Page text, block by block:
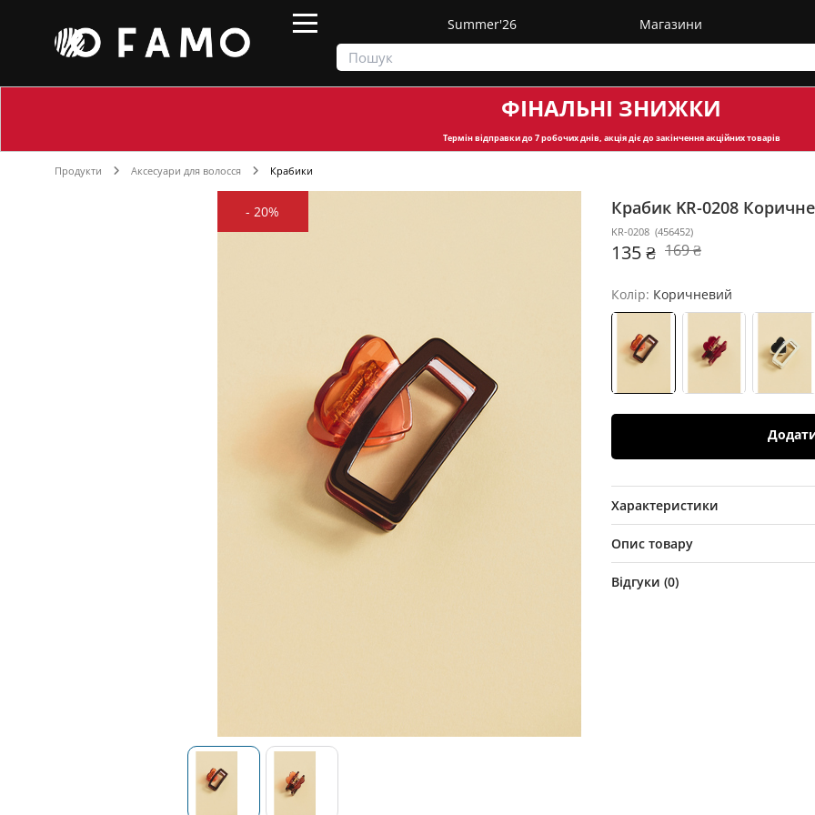
Summer'26 Магазини
ФІНАЛЬНІ ЗНИЖКИ
Термін відправкидо 7 робочих днів, акція діє до закінчення акційних товарів
Продукти Аксесуари для волосся Крабики
-20% Крабик KR-0208
KR-0208 (456452)
135 ₴ 169 ₴
Колір: Коричневий
Характеристики
Опис товару
Відгуки (0)